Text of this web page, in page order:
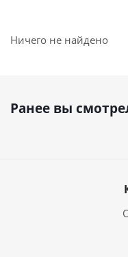
Ничего не найдено
Ранее вы